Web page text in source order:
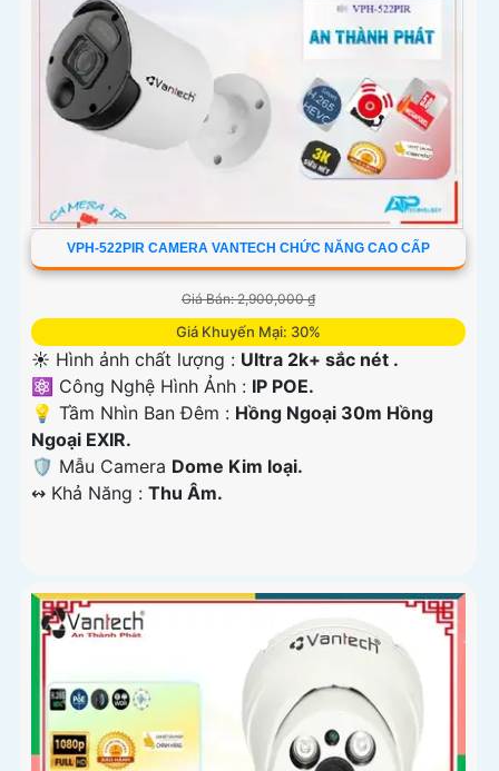
VPH-522PIR CAMERA VANTECH CHỨC NĂNG CAO CẤP
Giá Bán: 2,900,000 ₫
Giá Khuyến Mại: 30%
☀️ Hình ảnh chất lượng : Ultra 2k+ sắc nét .
⚛️ Công Nghệ Hình Ảnh : IP POE.
💡 Tầm Nhìn Ban Đêm : Hồng Ngoại 30m Hồng
Ngoại EXIR.
🛡 Mẫu Camera Dome Kim loại.
️↭ Khả Năng : Thu Âm.